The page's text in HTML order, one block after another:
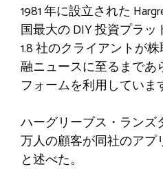
1981 年に設立された
国最大の DIY 投資プラッ
1.8 社のクライアントが
融ニュースに至るまであ
フォームを利用していま
ハーグリーブス・ラン
万人の顧客が同社のアプ
と述べた。